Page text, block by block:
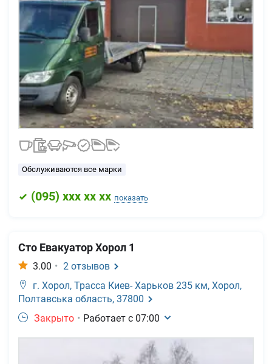
Обслуживаются все марки
(095) xxx xx xx показать
Сто Евакуатор Хорол 1
3.00 • 2 отзывов
г. Хорол, Трасса Киев- Харьков 235 км, Хорол,
Полтавська область, 37800
Закрыто • Работает с 07:00